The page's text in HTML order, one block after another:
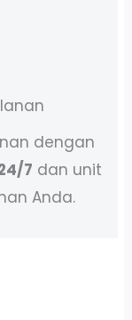
dengan
7 dan unit
Anda.